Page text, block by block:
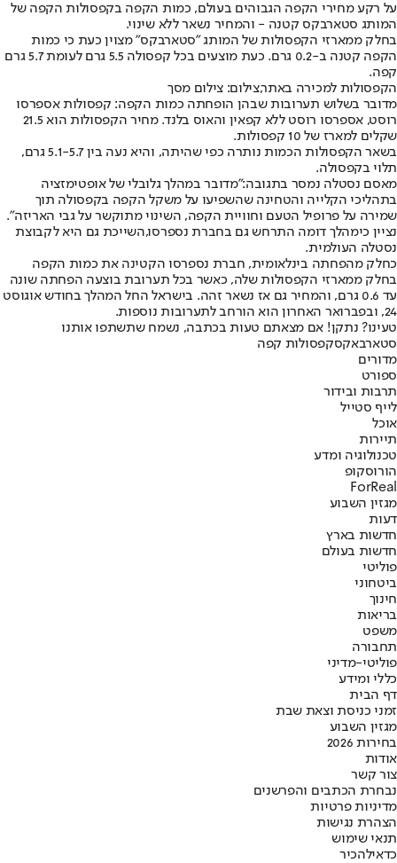
על רקע מחירי הקפה הגבוהים בעולם, כמות הקפה בקפסולות הקפה של
המותג סטארבקס קטנה - והמחיר נשאר ללא שינוי.
בחלק ממארזי הקפסולות של המותג "סטארבקס" מצוין כעת כי כמות
הקפה קטנה ב-0.2 גרם. כעת מוצעים בכל קפסולה 5.5 גרם לעומת 5.7 גרם
קפה.
הקפסולות למכירה באתר,צילום: צילום מסך
מדובר בשלוש תערובות שבהן הופחתה כמות הקפה: קפסולות אספרסו
רוסט, אספרסו רוסט ללא קפאין והאוס בלנד. מחיר הקפסולות הוא 21.5
שקלים למארז של 10 קפסולות.
בשאר הקפסולות הכמות נותרה כפי שהיתה, והיא נעה בין 5.1-5.7 גרם,
תלוי בקפסולה.
מאסם נסטלה נמסר בתגובה:"מדובר במהלך גלובלי של אופטימזציה
בתהליכי הקלייה והטחינה שהשפיעו על משקל הקפה בקפסולה תוך
שמירה על פרופיל הטעם וחוויית הקפה, השינוי מתוקשר על גבי האריזה".
נציין כימהלך דומה התרחש גם בחברת נספרסו,השייכת גם היא לקבוצת
נסטלה העולמית.
כחלק מהפחתה בינלאומית, חברת נספרסו הקטינה את כמות הקפה
בחלק ממארזי הקפסולות שלה, כאשר בכל תערובת בוצעה הפחתה שונה
עד 0.6 גרם, והמחיר גם אז נשאר זהה. בישראל החל המהלך בחודש אוגוסט
24, ובפברואר האחרון הוא הורחב לתערובות נוספות.
טעינו? נתקן! אם מצאתם טעות בכתבה, נשמח שתשתפו אותנו
סטארבאקסקפסולות קפה
מדורים
ספורט
תרבות ובידור
לייף סטייל
אוכל
תיירות
טכנולוגיה ומדע
הורוסקופ
ForReal
מגזין השבוע
דעות
חדשות בארץ
חדשות בעולם
פוליטי
ביטחוני
חינוך
בריאות
משפט
תחבורה
פוליטי-מדיני
כללי ומידע
דף הבית
זמני כניסת וצאת שבת
מגזין השבוע
בחירות 2026
אודות
צור קשר
נבחרת הכתבים והפרשנים
מדיניות פרטיות
הצהרת נגישות
תנאי שימוש
כדאילהכיר